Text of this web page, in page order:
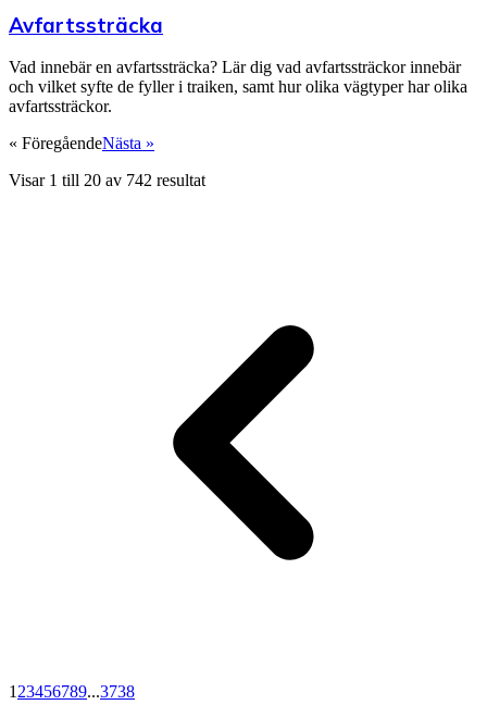
Avfartssträcka
Vad innebär en avfartssträcka? Lär dig vad avfartssträckor innebär
och vilket syfte de fyller i traiken, samt hur olika vägtyper har olika
avfartssträckor.
« FöregåendeNästa »
Visar 1 till 20 av 742 resultat
123456789...3738